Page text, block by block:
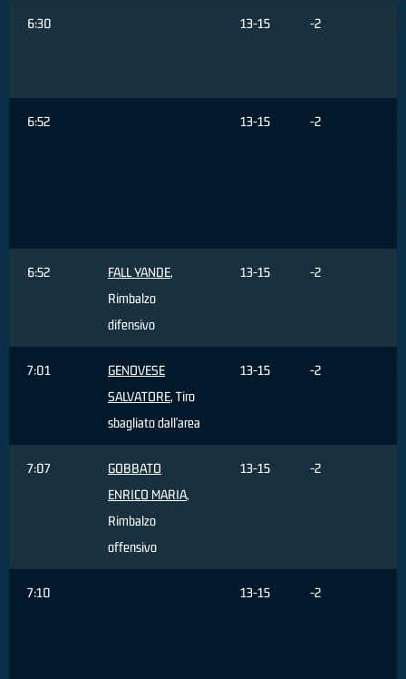
6:30 13-15 -2
6:52 13-15 -2
6:52 FALL YANDE,
Rimbalzo
difensivo
13-15 -2
7:01
GENOVESE
SALVATORE, Tiro
sbagliato dall'area
13-15 -2
7:07
GOBBATO
ENRICO MARIA,
Rimbalzo
offensivo
13-15 -2
7:10 13-15 -2